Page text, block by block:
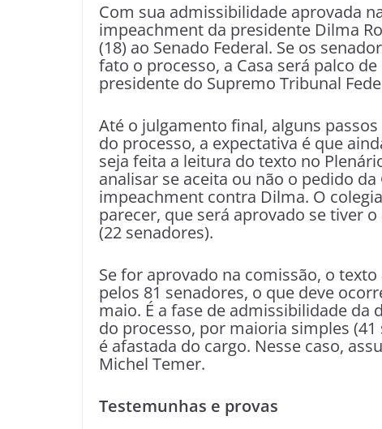
Com sua admissibilidade aprovada
impeachment da presidente Dilma
(18) ao Senado Federal. Se os
fato o processo, a Casa será palco
presidente do Supremo Tribunal
Até o julgamento final, alguns
do processo, a expectativa é que
seja feita a leitura do texto no
analisar se aceita ou não o pedido
impeachment contra Dilma. O
parecer, que será aprovado se tiver
(22 senadores).
Se for aprovado na comissão, o
pelos 81 senadores, o que deve
maio. É a fase de admissibilidade da
do processo, por maioria simples
é afastada do cargo. Nesse caso,
Michel Temer.
Testemunhas e provas